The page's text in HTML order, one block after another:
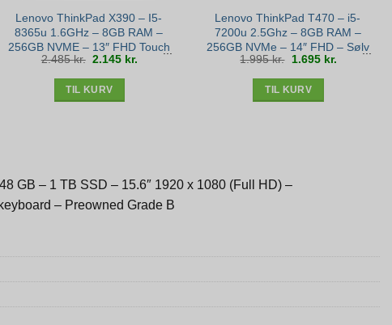
Lenovo ThinkPad X390 – I5-
8365u 1.6GHz – 8GB RAM –
256GB NVME – 13″ FHD Touch
– Win 11 – Sølv stand
2.485kr. Den
oprindelige
pris
2.145 kr.
TIL KURV
Lenovo ThinkPad T470 – i5-
7200u 2.5Ghz – 8GB RAM –
256GB NVMe – 14″ FHD – Sølv
stand
1.995kr. Den
oprindelige
pris
1.695 kr.aktuelle
pris
TIL KURV
GB – 1 TB SSD – 15.6″ 1920 x 1080 (Full HD) –
– Preowned Grade B